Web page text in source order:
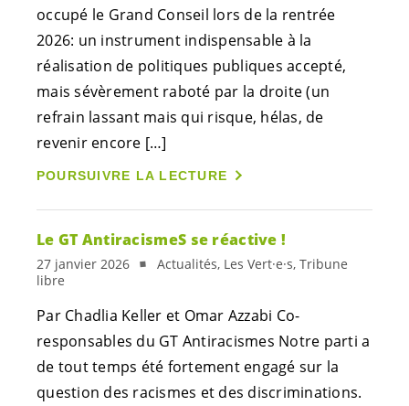
occupé le Grand Conseil lors de la rentrée
2026: un instrument indispensable à la
réalisation de politiques publiques accepté,
mais sévèrement raboté par la droite (un
refrain lassant mais qui risque, hélas, de
revenir encore […]
POURSUIVRE LA LECTURE
Le GT AntiracismeS se réactive !
27 janvier 2026
Actualités, Les Vert·e·s, Tribune
libre
Par Chadlia Keller et Omar Azzabi Co-
responsables du GT Antiracismes Notre parti a
de tout temps été fortement engagé sur la
question des racismes et des discriminations.